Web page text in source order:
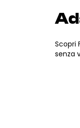
Scopri
senza